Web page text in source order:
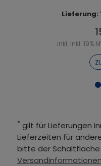
Lieferung:
inkl. inkl. 19%
* gilt für Lieferungen
Lieferzeiten für
bitte der
Versandinformationen